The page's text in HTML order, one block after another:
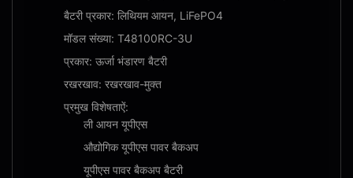
बैटरी प्रकार: लिथियम आयन, LiFePO4
मॉडल संख्या: T48100RC-3U
प्रकार: ऊर्जा भंडारण बैटरी
रखरखाव: रखरखाव-मुक्त
प्रमुख विशेषताऐं:
ली आयन यूपीएस
औद्योगिक यूपीएस पावर बैकअप
यूपीएस पावर बैकअप बैटरी